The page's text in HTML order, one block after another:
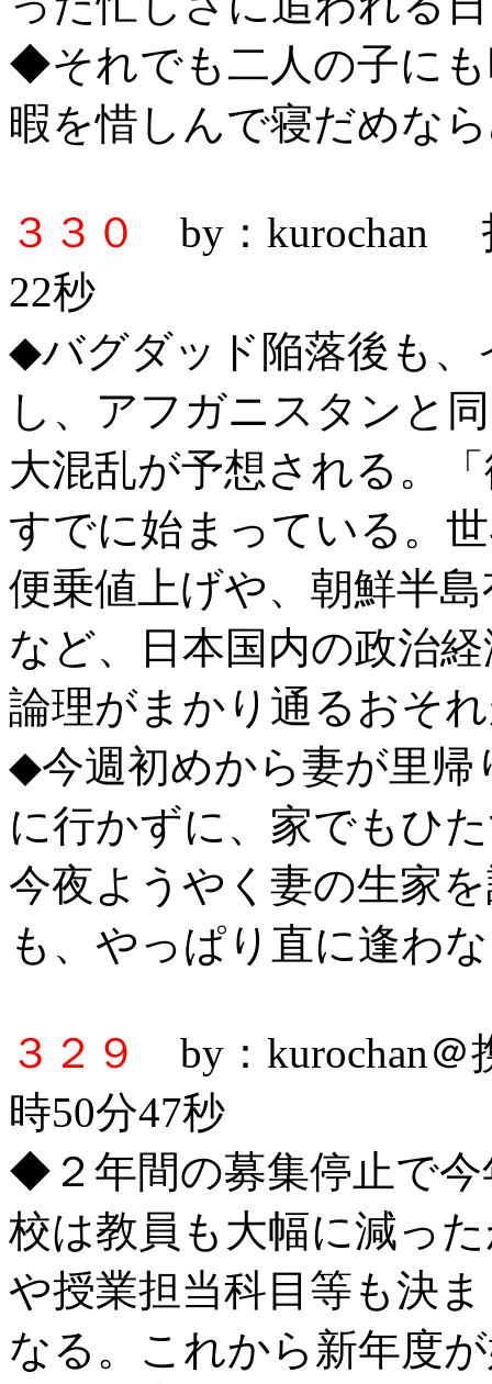
◆それでも二人の子に
暇を惜しんで寝だめな
３３０
by：kurochan
22秒
◆バグダッド陥落後も
し、アフガニスタンと
大混乱が予想される。
すでに始まっている。
便乗値上げや、朝鮮半
など、日本国内の政治
論理がまかり通るおそ
◆今週初めから妻が里帰
に行かずに、家でもひ
今夜ようやく妻の生家
も、やっぱり直に逢わ
３２９
by：kurochan
時50分47秒
◆２年間の募集停止で
校は教員も大幅に減っ
や授業担当科目等も決
なる。これから新年度